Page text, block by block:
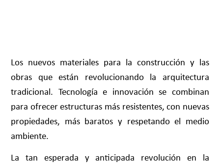
Los nuevos materiales para la construcción y las
obras que están revolucionando la arquitectura
tradicional. Tecnología e innovación se combinan
para ofrecer estructuras más resistentes, con nuevas
propiedades, más baratos y respetando el medio
ambiente.
La tan esperada y anticipada revolución en la